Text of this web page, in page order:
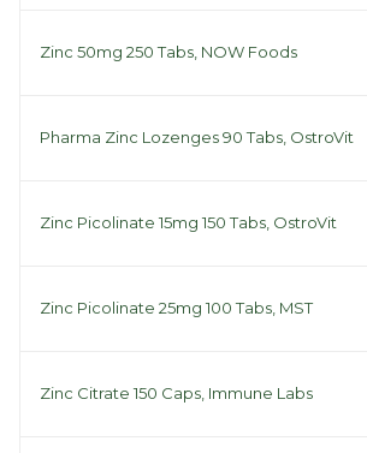
Zinc 50mg 250 Tabs, NOW Foods
Pharma Zinc Lozenges 90 Tabs, OstroVit
Zinc Picolinate 15mg 150 Tabs, OstroVit
Zinc Picolinate 25mg 100 Tabs, MST
Zinc Citrate 150 Caps, Immune Labs